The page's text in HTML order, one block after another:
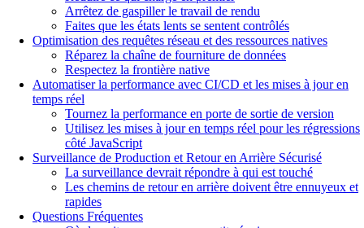
Arrêtez de gaspiller le travail de rendu
Faites que les états lents se sentent contrôlés
Optimisation des requêtes réseau et des ressources natives
Réparez la chaîne de fourniture de données
Respectez la frontière native
Automatiser la performance avec CI/CD et les mises à jour en
temps réel
Tournez la performance en porte de sortie de version
Utilisez les mises à jour en temps réel pour les régressions
côté JavaScript
Surveillance de Production et Retour en Arrière Sécurisé
La surveillance devrait répondre à qui est touché
Les chemins de retour en arrière doivent être ennuyeux et
rapides
Questions Fréquentes